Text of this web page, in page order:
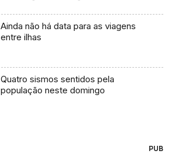
Ainda não há data para as viagens
entre ilhas
Quatro sismos sentidos pela
população neste domingo
PUB